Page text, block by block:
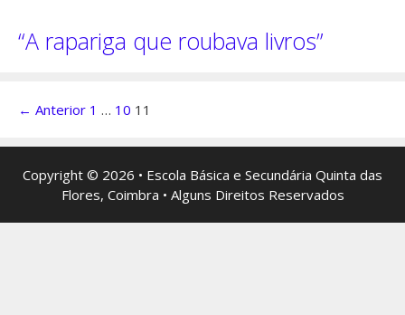
“A rapariga que roubava livros”
Navegação
artigos
← Anterior 1 … 10 11
Copyright © 2026 • Escola Básica e Secundária Quinta das
Flores, Coimbra • Alguns Direitos Reservados